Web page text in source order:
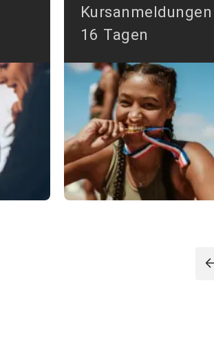
16 Tagen